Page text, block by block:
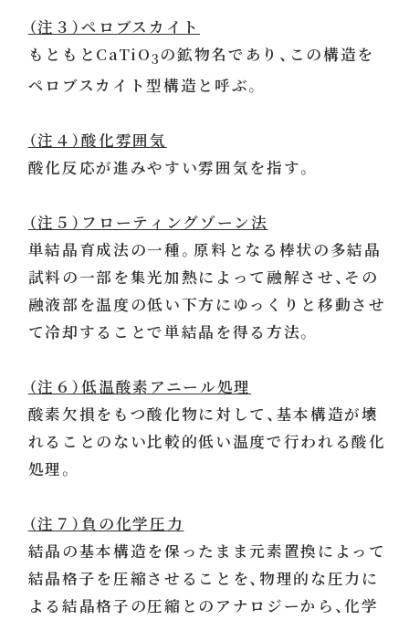
（注３）ペロブスカイト
もともとCaTiO3の鉱物名であり、この構造を
ペロブスカイト型構造と呼ぶ。
（注４）酸化雰囲気
酸化反応が進みやすい雰囲気を指す。
（注５）フローティングゾーン法
単結晶育成法の一種。原料となる棒状の多結晶
試料の一部を集光加熱によって融解させ、その
融液部を温度の低い下方にゆっくりと移動させ
て冷却することで単結晶を得る方法。
（注６）低温酸素アニール処理
酸素欠損をもつ酸化物に対して、基本構造が壊
れることのない比較的低い温度で行われる酸化
処理。
（注７）負の化学圧力
結晶の基本構造を保ったまま元素置換によって
結晶格子を圧縮させることを、物理的な圧力に
よる結晶格子の圧縮とのアナロジーから、化学